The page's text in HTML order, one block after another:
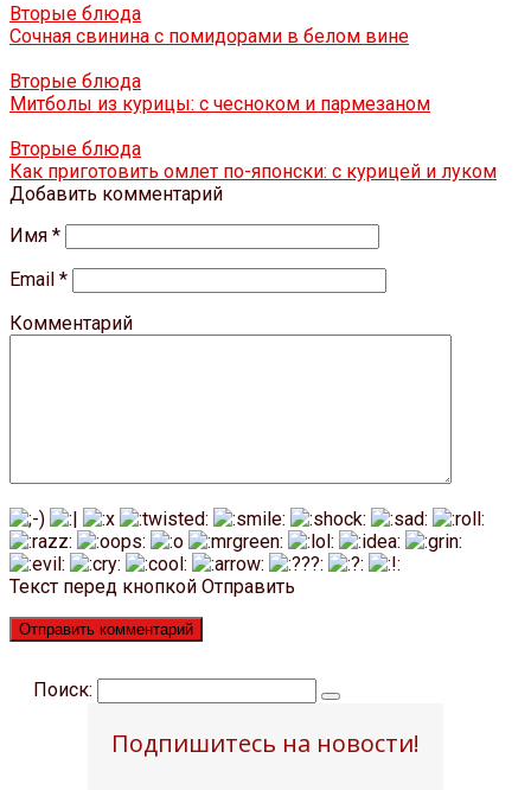
Вторые блюда
Сочная свинина с помидорами в белом вине
Вторые блюда
Митболы из курицы: с чесноком и пармезаном
Вторые блюда
Как приготовить омлет по-японски: с курицей и луком
Добавить комментарий
Имя *
Email *
Комментарий
Текст перед кнопкой Отправить
Поиск:
Подпишитесь на новости!